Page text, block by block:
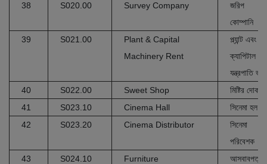
38
S020.00 Survey Company
জরিপ
কোম্পানি
39
S021.00
Plant & Capital
Machinery Rent
প্ল্যান্ট এবং
ক্যাপিটাল
যন্ত্রপাতি
40
S022.00 Sweet Shop
মিষ্টির দোকান
41
S023.10 Cinema Hall
সিনেমা হল
42
S023.20 Cinema Distributor
সিনেমা
পরিবেশক
43
S024.10
Furniture
আসবাবপত্র